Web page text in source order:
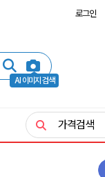
로그인
AI 이미지 검색
가격검색